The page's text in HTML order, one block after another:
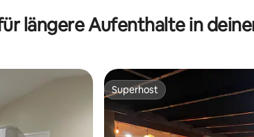
längere Aufenthalte in
Superhost
Superhost